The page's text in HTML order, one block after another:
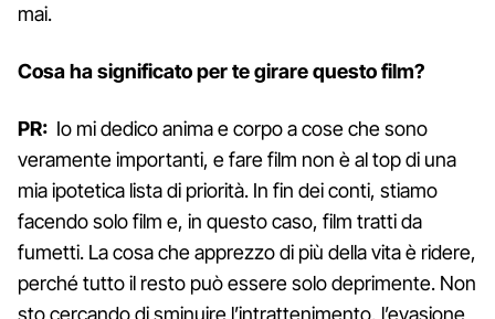
mai.
Cosa ha significato per te girare questo film?
PR: Io mi dedico anima e corpo a cose che sono
veramente importanti, e fare film non è al top di una
mia ipotetica lista di priorità. In fin dei conti, stiamo
facendo solo film e, in questo caso, film tratti da
fumetti. La cosa che apprezzo di più della vita è ridere,
perché tutto il resto può essere solo deprimente. Non
sto cercando di sminuire l’intrattenimento, l’evasione